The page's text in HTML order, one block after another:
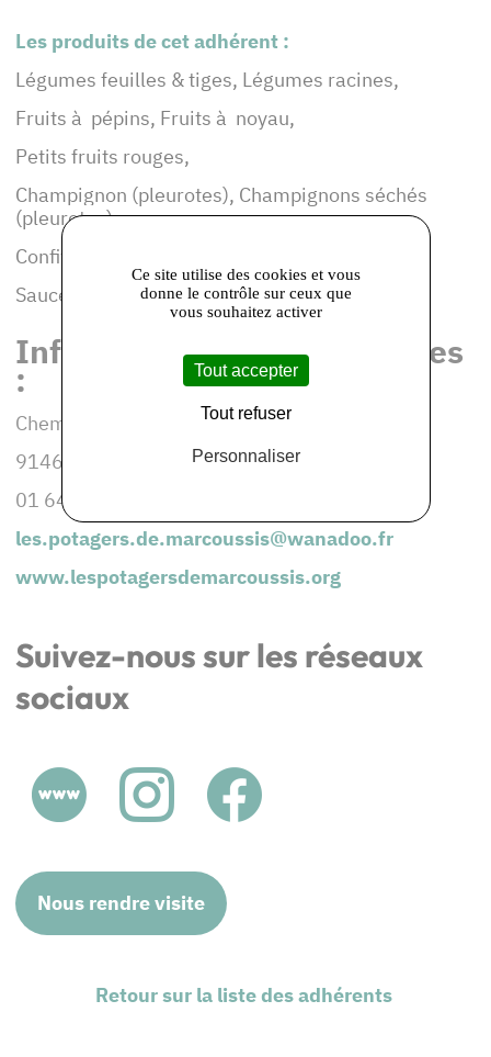
Les produits de cet adhérent :
Légumes feuilles & tiges, Légumes racines,
Fruits à pépins, Fruits à noyau,
Petits fruits rouges,
Champignon (pleurotes), Champignons séchés
(pleurotes),
Confitures, Gelées,
Sauces tomates,
Informations et coordonnées
:
Chemin du Regard
91460 MARCOUSSIS
01 64 49 52 80
les.potagers.de.marcoussis@wanadoo.fr
www.lespotagersdemarcoussis.org
Suivez-nous sur les réseaux
sociaux
Nous rendre visite
Retour sur la liste des adhérents
Ce site utilise des cookies et vous
donne le contrôle sur ceux que
vous souhaitez activer
Tout accepter
Tout refuser
Personnaliser